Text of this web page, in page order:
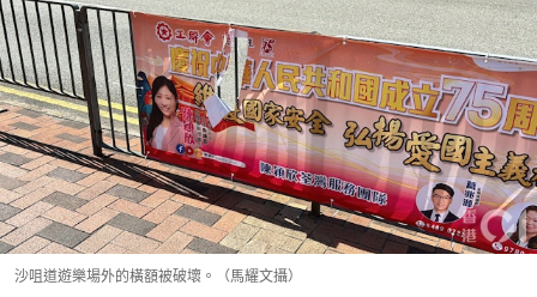
沙咀道遊樂場外的橫額被破壞。（馬耀文攝）